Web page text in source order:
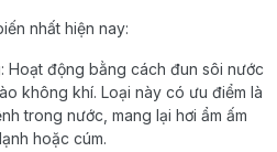
nhất hiện nay:
Hoạt động bằng cách đun sôi nước
không khí. Loại này có ưu điểm là
trong nước, mang lại hơi ẩm ấm
hoặc cúm.